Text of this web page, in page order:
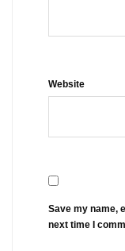
Website
Save my name,
next time I